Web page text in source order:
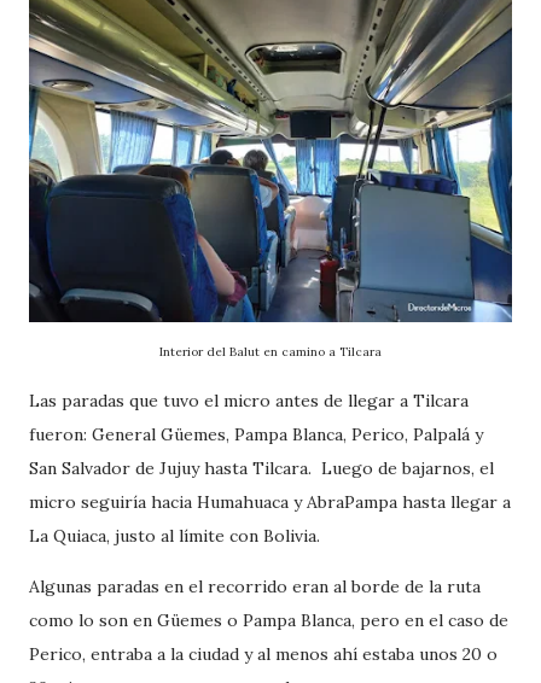
Interior del Balut en camino a Tilcara
Las paradas que tuvo el micro antes de llegar a Tilcara
fueron: General Güemes, Pampa Blanca, Perico, Palpalá y
San Salvador de Jujuy hasta Tilcara. Luego de bajarnos, el
micro seguiría hacia Humahuaca y AbraPampa hasta llegar a
La Quiaca, justo al límite con Bolivia.
Algunas paradas en el recorrido eran al borde de la ruta
como lo son en Güemes o Pampa Blanca, pero en el caso de
Perico, entraba a la ciudad y al menos ahí estaba unos 20 o